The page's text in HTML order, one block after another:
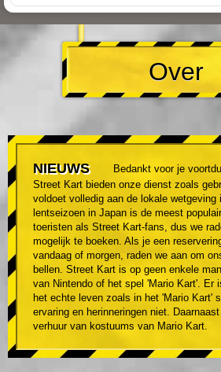
Over
NIEUWS
Bedankt voor je
Street Kart bieden onze dienst zoals
voldoet volledig aan de lokale wetgeving
lentseizoen in Japan is de meest
toeristen als Street Kart-fans, dus we
mogelijk te boeken. Als je een
vandaag of morgen, raden we aan om
bellen. Street Kart is op geen enkele
van Nintendo of het spel 'Mario Kart'. Er
het echte leven zoals in het 'Mario Kart'
ervaring en herinneringen niet.
verhuur van kostuums van Mario Kart.